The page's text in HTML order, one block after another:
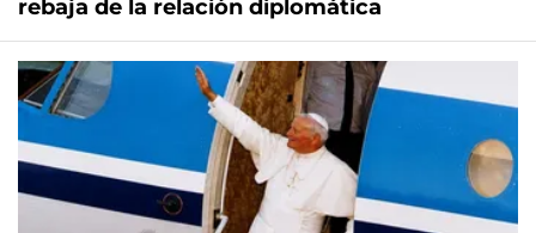
rebaja de la relación diplomática